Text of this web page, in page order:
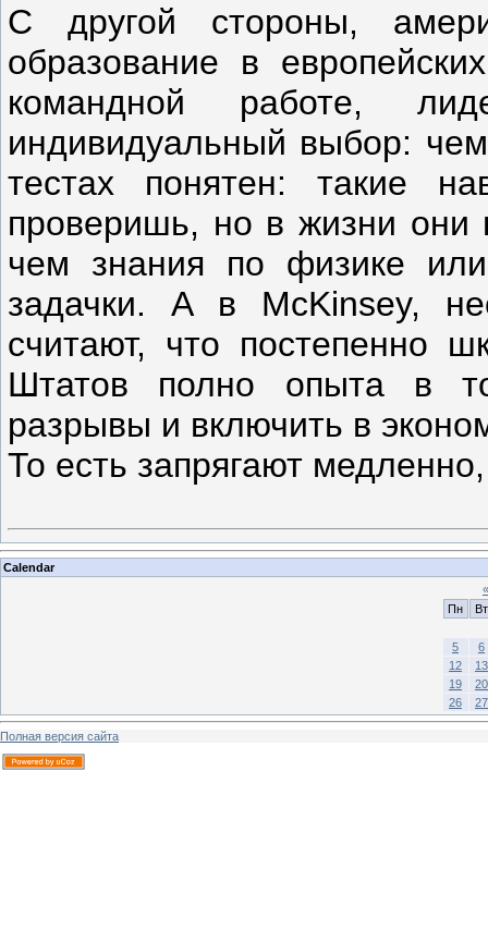
С другой стороны,
образование в
командной работе,
индивидуальный выбор:
тестах понятен: такие
проверишь, но в жизни
чем знания по физике
задачки. А в McKinsey,
считают, что постепенно
Штатов полно опыта в
разрывы и включить в
То есть запрягают
Calendar
«
Пн
Вт
5
6
12
13
19
20
26
27
Полная версия сайта